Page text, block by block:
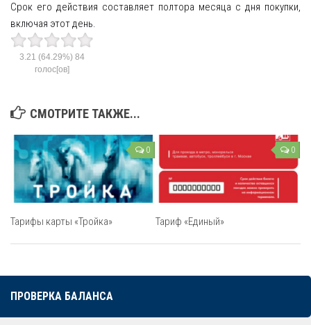
Срок его действия составляет полтора месяца с дня покупки,
включая этот день.
3.21 (64.29%) 84
голос[ов]
СМОТРИТЕ ТАКЖЕ...
0
Тарифы карты «Тройка»
0
Тариф «Единый»
ПРОВЕРКА БАЛАНСА